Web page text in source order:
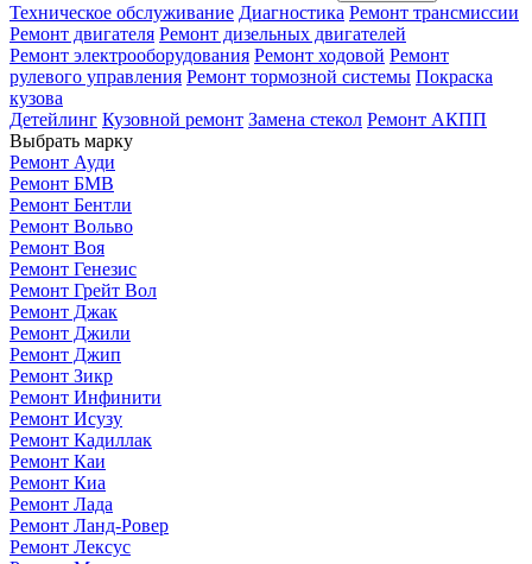
Техническое обслуживание Диагностика Ремонт трансмиссии
Ремонт двигателя Ремонт дизельных двигателей
Ремонт электрооборудования Ремонт ходовой Ремонт
рулевого управления Ремонт тормозной системы Покраска
кузова
Детейлинг Кузовной ремонт Замена стекол Ремонт АКПП
Выбрать марку
Ремонт Ауди
Ремонт БМВ
Ремонт Бентли
Ремонт Вольво
Ремонт Воя
Ремонт Генезис
Ремонт Грейт Вол
Ремонт Джак
Ремонт Джили
Ремонт Джип
Ремонт Зикр
Ремонт Инфинити
Ремонт Исузу
Ремонт Кадиллак
Ремонт Каи
Ремонт Киа
Ремонт Лада
Ремонт Ланд-Ровер
Ремонт Лексус